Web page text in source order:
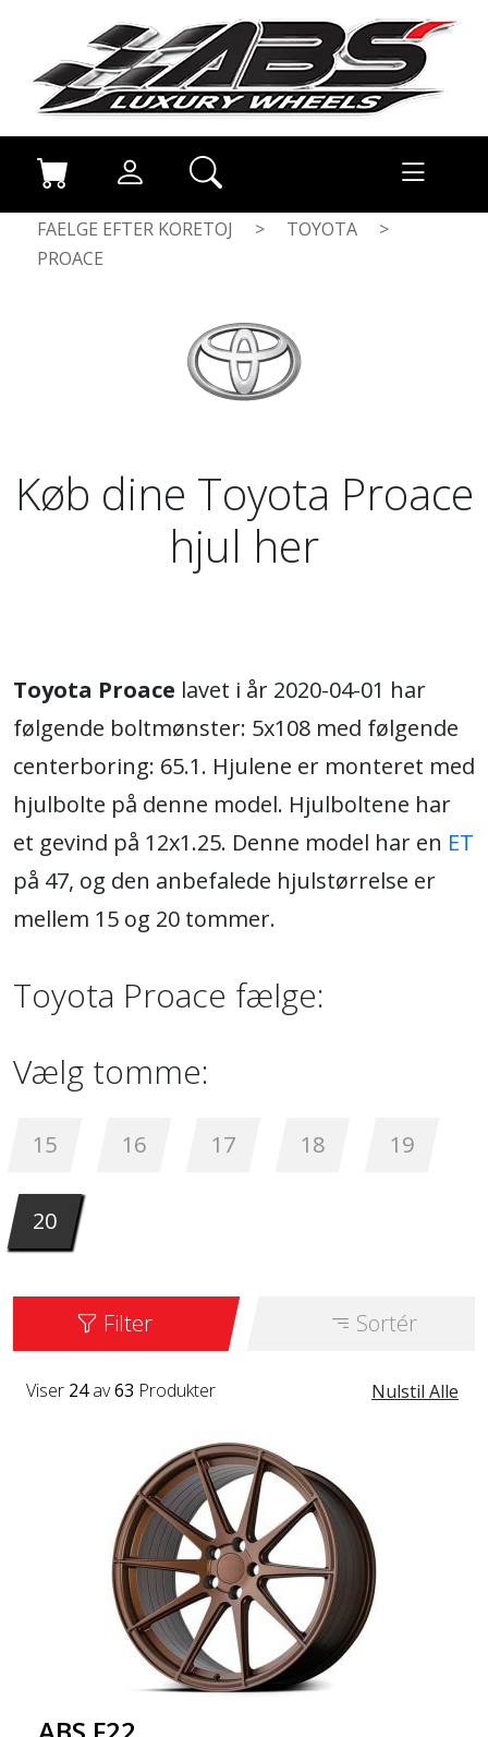
FAELGE EFTER KORETOJ > TOYOTA
>
PROACE
Køb dine Toyota Proace
hjul her
Toyota Proace lavet i år 2020-04-01 har
følgende boltmønster: 5x108 med følgende
centerboring: 65.1. Hjulene er monteret med
hjulbolte på denne model. Hjulboltene har
et gevind på 12x1.25. Denne model har en ET
på 47, og den anbefalede hjulstørrelse er
mellem 15 og 20 tommer.
Toyota Proace fælge:
Vælg tomme:
15 16 17 18 19
20
Filter Sortér
Nulstil Alle
Viser 24av63 Produkter